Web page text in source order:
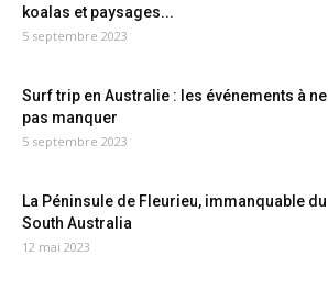
koalas et paysages...
5 septembre 2023
Surf trip en Australie : les événements à ne
pas manquer
5 septembre 2023
La Péninsule de Fleurieu, immanquable du
South Australia
12 mai 2023